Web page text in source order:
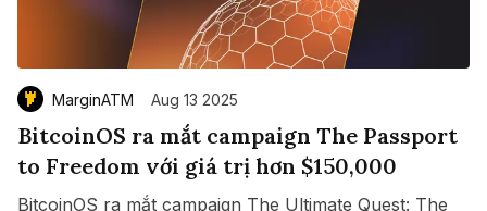
MarginATM Aug 13 2025
BitcoinOS ra mắt campaign The Passport
to Freedom với giá trị hơn $150,000
BitcoinOS ra mắt campaign The Ultimate Quest: The